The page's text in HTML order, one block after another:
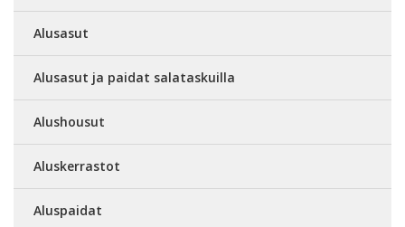
Alusasut
Alusasut ja paidat salataskuilla
Alushousut
Aluskerrastot
Aluspaidat